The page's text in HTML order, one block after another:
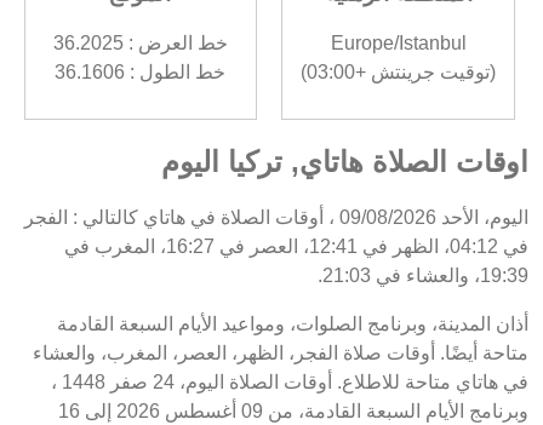
Europe/Istanbul
(توقيت جرينتش +03:00)
خط العرض : 36.2025
خط الطول : 36.1606
اوقات الصلاة هاتاي, تركيا اليوم
اليوم، الأحد 09/08/2026 ، أوقات الصلاة في هاتاي كالتالي : الفجر
في 04:12، الظهر في 12:41، العصر في 16:27، المغرب في
19:39، والعشاء في 21:03.
أذان المدينة، وبرنامج الصلوات، ومواعيد الأيام السبعة القادمة
متاحة أيضًا. أوقات صلاة الفجر، الظهر، العصر، المغرب، والعشاء
في هاتاي متاحة للاطلاع. أوقات الصلاة اليوم، 24 صفر 1448 ،
وبرنامج الأيام السبعة القادمة، من 09 أغسطس 2026 إلى 16